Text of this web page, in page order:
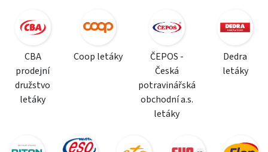
CBA
prodejní
družstvo
letáky
Coop letáky
ČEPOS -
Česká
potravinářská
obchodní a.s.
letáky
Dedra
letáky